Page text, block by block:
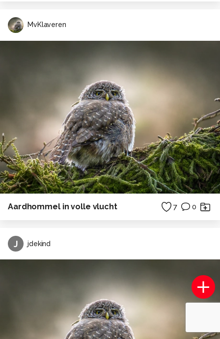
MvKlaveren
Aardhommel in volle vlucht 7 0
J jdekind